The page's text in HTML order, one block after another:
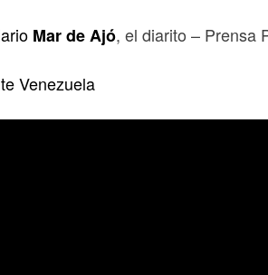
Mar de Ajó, el diarito – Prensa
Venezuela